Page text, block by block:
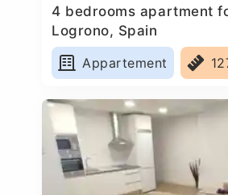
4 bedrooms apartment
Logrono, Spain
Appartement